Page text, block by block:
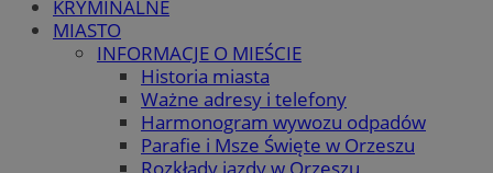
KRYMINALNE
MIASTO
INFORMACJE O MIEŚCIE
Historia miasta
Ważne adresy i telefony
Harmonogram wywozu odpadów
Parafie i Msze Święte w Orzeszu